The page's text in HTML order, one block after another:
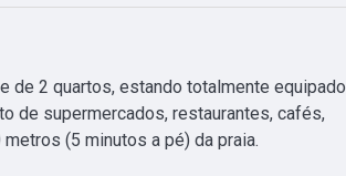
de 2 quartos, estando totalmente equipado
de supermercados, restaurantes, cafés,
(5 minutos a pé) da praia.